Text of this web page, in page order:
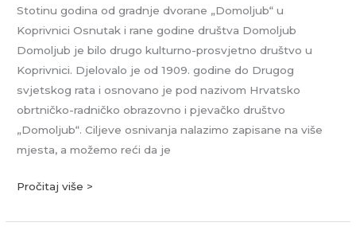
Stotinu godina od gradnje dvorane „Domoljub“ u
Koprivnici Osnutak i rane godine društva Domoljub
Domoljub je bilo drugo kulturno-prosvjetno društvo u
Koprivnici. Djelovalo je od 1909. godine do Drugog
svjetskog rata i osnovano je pod nazivom Hrvatsko
obrtničko-radničko obrazovno i pjevačko društvo
„Domoljub“. Ciljeve osnivanja nalazimo zapisane na više
mjesta, a možemo reći da je
u
Koprivnici
Pročitaj više >